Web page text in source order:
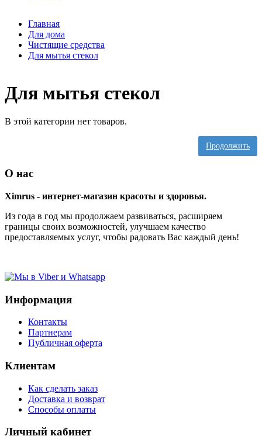
Главная
Для дома
Чистящие средства
Для мытья стекол
Для мытья стекол
В этой категории нет товаров.
Продолжить
О нас
Ximrus - интернет-магазин красоты и здоровья.
Из года в год мы продолжаем развиваться, расширяем
границы своих возможностей, улучшаем качество
предоставляемых услуг, чтобы радовать Вас каждый день!
Информация
Контакты
Партнерам
Публичная оферта
Клиентам
Как сделать заказ
Доставка и возврат
Способы оплаты
Личный кабинет